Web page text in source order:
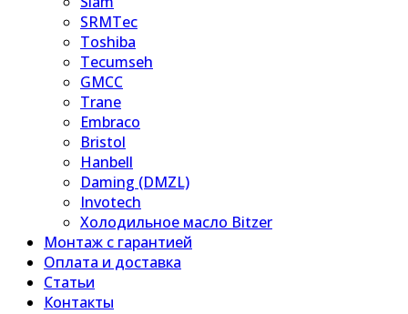
SRMTec
Toshiba
Tecumseh
GMCC
Trane
Embraco
Bristol
Hanbell
Daming (DMZL)
Invotech
Холодильное масло Bitzer
Монтаж с гарантией
Оплата и доставка
Статьи
Контакты